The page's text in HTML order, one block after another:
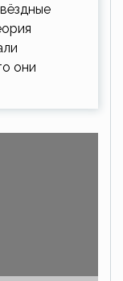
они